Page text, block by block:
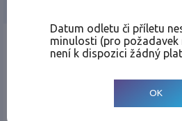
Místo odletu
Datum odletu či příletu
minulosti (pro požadavek
není k dispozici žádný
OK